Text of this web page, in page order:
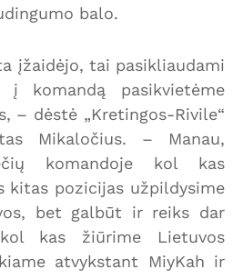
balo.
įžaidėjo, tai pasikliaudami
į komandą pasikvietėme
– dėstė „Kretingos-Rivile“
Mikaločius. – Manau,
komandoje kol kas
kitas pozicijas užpildysime
bet galbūt ir reiks dar
kas žiūrime Lietuvos
atvykstant MiyKah ir